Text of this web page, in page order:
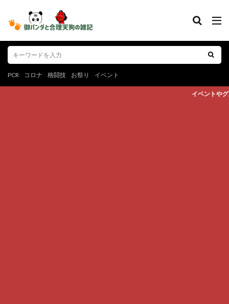
PCR コロナ 格闘技 お祭り イベント
イベントやグルメ、スポーツな